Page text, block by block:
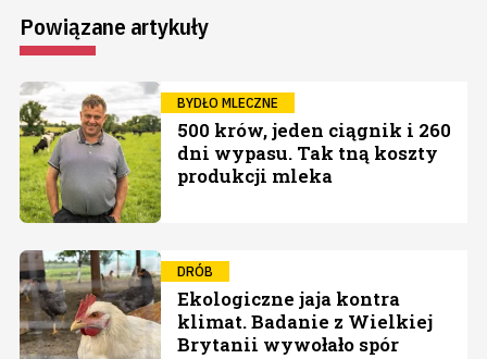
Powiązane artykuły
BYDŁO MLECZNE
500 krów, jeden ciągnik i 260
dni wypasu. Tak tną koszty
produkcji mleka
DRÓB
Ekologiczne jaja kontra
klimat. Badanie z Wielkiej
Brytanii wywołało spór